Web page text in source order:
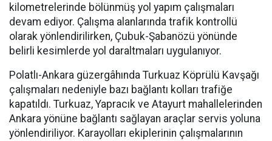
kilometrelerinde bölünmüş yol yapım çalışmaları
devam ediyor. Çalışma alanlarında trafik kontrollü
olarak yönlendirilirken, Çubuk-Şabanözü yönünde
belirli kesimlerde yol daraltmaları uygulanıyor.
Polatlı-Ankara güzergâhında Turkuaz Köprülü Kavşağı
çalışmaları nedeniyle bazı bağlantı kolları trafiğe
kapatıldı. Turkuaz, Yapracık ve Atayurt mahallelerinden
Ankara yönüne bağlantı sağlayan araçlar servis yoluna
yönlendiriliyor. Karayolları ekiplerinin çalışmalarının